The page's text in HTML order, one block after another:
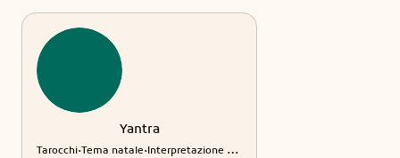
sogni Rune
Yantra
Tarocchi.Tema natale.Interpretazione sogni